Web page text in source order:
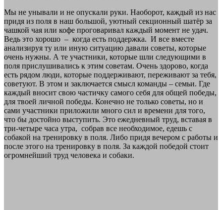
Мы не унывали и не опускали руки. Наоборот, каждый из нас
придя из поля в наш большой, уютный секционный шатёр за
чашкой чая или кофе проговаривал каждый момент не удач.
Ведь это хорошо – когда есть поддержка. И все вместе
анализируя ту или иную ситуацию давали советы, которые
очень нужны. А те участники, которые шли следующими в
поля прислушивались к этим советам. Очень здорово, когда
есть рядом люди, которые поддерживают, переживают за тебя,
советуют. В этом и заключается смысл команды – семьи. Где
каждый вносит свою частичку самого себя для общей победы,
для твоей личной победы. Конечно не только советы, но и
сами участники приложили много сил и времени для того,
что бы достойно выступить. Это ежедневный труд, вставая в
три-четыре часа утра, собрав все необходимое, едешь с
собакой на тренировку в поля. Либо придя вечером с работы и
после этого на тренировку в поля. За каждой победой стоит
огромнейший труд человека и собаки.